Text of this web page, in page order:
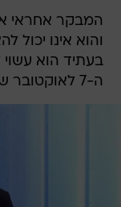
המבקר אחראי
והוא אינו יכול
בעתיד הוא
ה-7 לאוקטובר שבו התחיל המבקר היוצא.